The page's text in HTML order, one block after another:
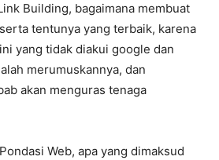
Building, bagaimana membuat
tentunya yang terbaik, karena
yang tidak diakui google dan
merumuskannya, dan
akan menguras tenaga
Web, apa yang dimaksud